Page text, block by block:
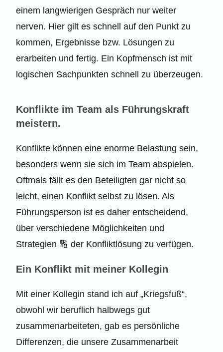
einem langwierigen Gespräch nur weiter
nerven. Hier gilt es schnell auf den Punkt zu
kommen, Ergebnisse bzw. Lösungen zu
erarbeiten und fertig. Ein Kopfmensch ist mit
logischen Sachpunkten schnell zu überzeugen.
Konflikte im Team als Führungskraft
meistern.
Konflikte können eine enorme Belastung sein,
besonders wenn sie sich im Team abspielen.
Oftmals fällt es den Beteiligten gar nicht so
leicht, einen Konflikt selbst zu lösen. Als
Führungsperson ist es daher entscheidend,
über verschiedene Möglichkeiten und
Strategien 🔢 der Konfliktlösung zu verfügen.
Ein Konflikt mit meiner Kollegin
Mit einer Kollegin stand ich auf „Kriegsfuß“,
obwohl wir beruflich halbwegs gut
zusammenarbeiteten, gab es persönliche
Differenzen, die unsere Zusammenarbeit